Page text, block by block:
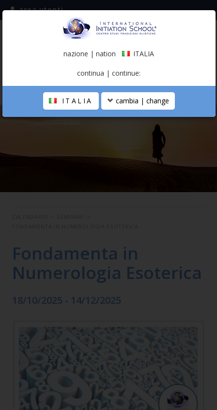
iscriviti alla mailing list
(italiano)
area utenti
LA SCUOLA
Fondamenta in
Numerologia Esoterica
18/10/2025 - 14/12/2025
nazione | nation ITALIA
continua | continue:
ITALIA cambia | change